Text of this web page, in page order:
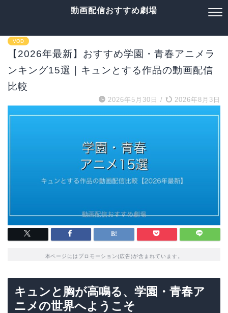
動画配信おすすめ劇場
VOD
【2026年最新】おすすめ学園・青春アニメラ
ンキング15選｜キュンとする作品の動画配信
比較
2026年5月30日 / 2026年8月3日
本ページにはプロモーション(広告)が含まれています。
キュンと胸が高鳴る、学園・青春ア
ニメの世界へようこそ